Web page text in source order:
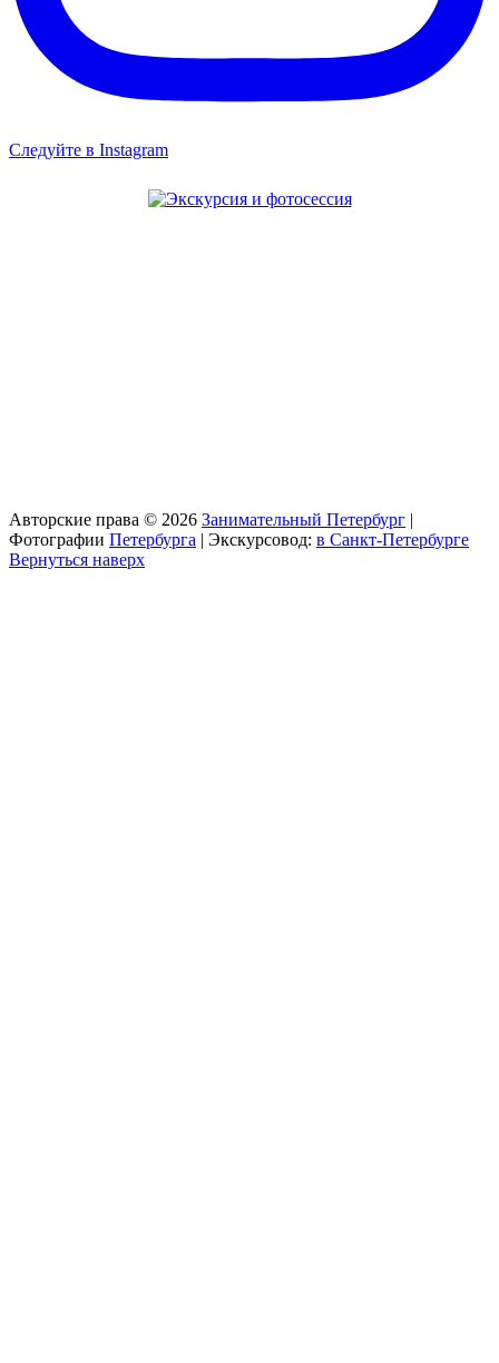
Следуйте в Instagram
Авторские права © 2026 Занимательный Петербург |
Фотографии Петербурга | Экскурсовод: в Санкт-Петербурге
Вернуться наверх